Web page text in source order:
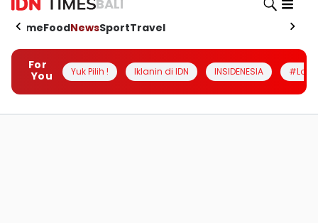
BALI
HomeFoodNewsSportTravel
For
You
Yuk Pilih ! Iklanin di IDN INSIDENESIA